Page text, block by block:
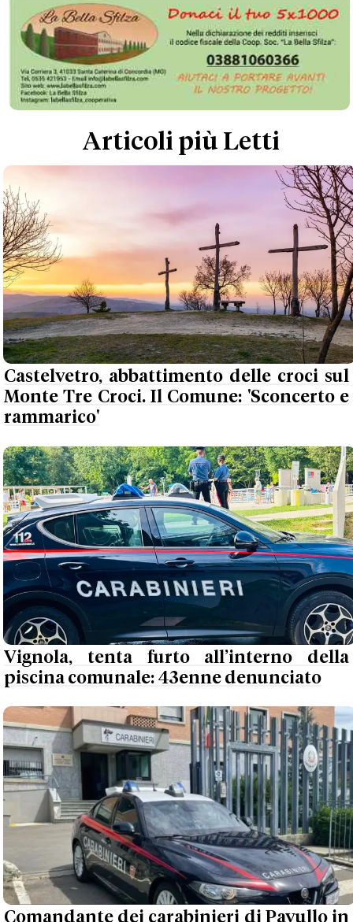
Articoli più Letti
Castelvetro, abbattimento delle croci sul
Monte Tre Croci. Il Comune: 'Sconcerto e
rammarico'
Vignola, tenta furto all’interno della
piscina comunale: 43enne denunciato
Comandante dei carabinieri di Pavullo in